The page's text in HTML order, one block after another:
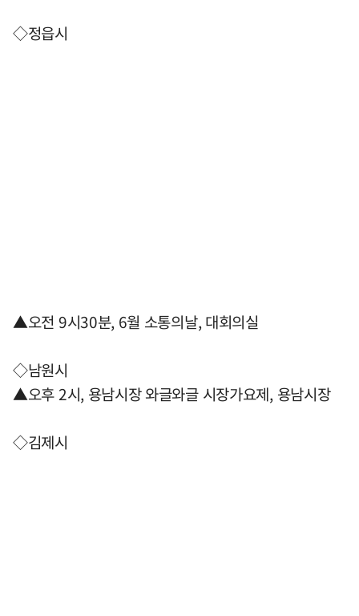
◇정읍시
▲오전 9시30분, 6월 소통의날, 대회의실
◇남원시
▲오후 2시, 용남시장 와글와글 시장가요제, 용남시장
◇김제시